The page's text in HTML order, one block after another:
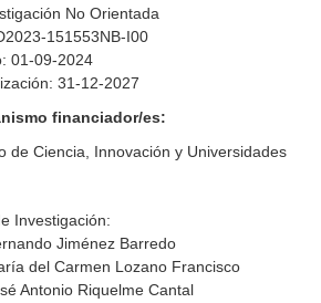
No Orientada
151553NB-I00
01-09-2024
31-12-2027
financiador/es:
de Ciencia, Innovación y Universidades
Investigación:
Jiménez Barredo
del Carmen Lozano Francisco
Antonio Riquelme Cantal